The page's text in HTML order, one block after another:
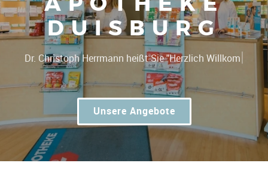
DUISBURG
Dr. Christo|
Unsere Angebote